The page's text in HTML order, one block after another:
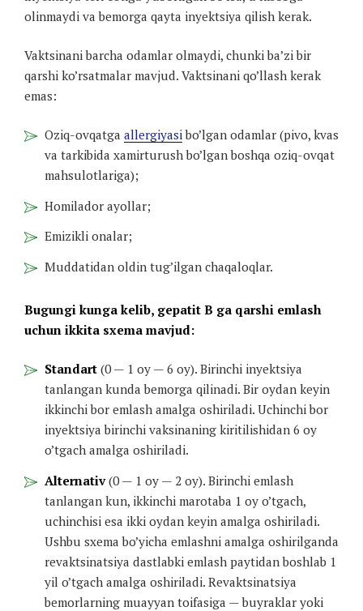
olinmaydi va bemorga qayta inyektsiya qilish kerak.
Vaktsinani barcha odamlar olmaydi, chunki ba’zi bir
qarshi ko’rsatmalar mavjud. Vaktsinani qo’llash kerak
emas:
Oziq-ovqatga allergiyasibo’lgan odamlar (pivo, kvas
va tarkibida xamirturush bo’lgan boshqa oziq-ovqat
mahsulotlariga);
Homilador ayollar;
Emizikli onalar;
Muddatidan oldin tug’ilgan chaqaloqlar.
Bugungi kunga kelib, gepatit B ga qarshi emlash
uchun ikkita sxema mavjud:
Standart (0 — 1 oy — 6 oy). Birinchi inyektsiya
tanlangan kunda bemorga qilinadi. Bir oydan keyin
ikkinchi bor emlash amalga oshiriladi. Uchinchi bor
inyektsiya birinchi vaksinaning kiritilishidan 6 oy
o’tgach amalga oshiriladi.
Alternativ(0 — 1 oy — 2 oy). Birinchi emlash
tanlangan kun, ikkinchi marotaba 1 oy o’tgach,
uchinchisi esa ikki oydan keyin amalga oshiriladi.
Ushbu sxema bo’yicha emlashni amalga oshirilganda
revaktsinatsiya dastlabki emlash paytidan boshlab 1
yil o’tgach amalga oshiriladi. Revaktsinatsiya
bemorlarning muayyan toifasiga — buyraklar yoki